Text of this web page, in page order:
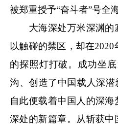
被郑重授予“奋斗者”号全
大海深处万米深渊的
以触碰的禁区，却在
的探照灯打破。成功坐
沟、创造了中国载人深潜
自此便载着中国人的深
深处的新篇章。从斩获